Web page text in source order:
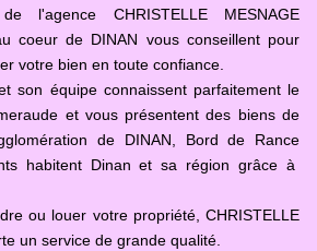
l'agence CHRISTELLE MESNAGE
coeur de DINAN vous conseillent pour
votre bien en toute confiance.
son équipe connaissent parfaitement le
et vous présentent des biens de
de DINAN, Bord de Rance
habitent Dinan et sa région grâce à
ou louer votre propriété, CHRISTELLE
un service de grande qualité.